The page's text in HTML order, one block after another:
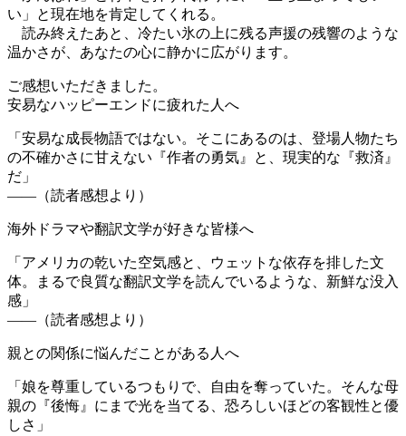
い」と現在地を肯定してくれる。
読み終えたあと、冷たい氷の上に残る声援の残響のような
温かさが、あなたの心に静かに広がります。
ご感想いただきました。
安易なハッピーエンドに疲れた人へ
「安易な成長物語ではない。そこにあるのは、登場人物たち
の不確かさに甘えない『作者の勇気』と、現実的な『救済』
だ」
——（読者感想より）
海外ドラマや翻訳文学が好きな皆様へ
「アメリカの乾いた空気感と、ウェットな依存を排した文
体。まるで良質な翻訳文学を読んでいるような、新鮮な没入
感」
——（読者感想より）
親との関係に悩んだことがある人へ
「娘を尊重しているつもりで、自由を奪っていた。そんな母
親の『後悔』にまで光を当てる、恐ろしいほどの客観性と優
しさ」